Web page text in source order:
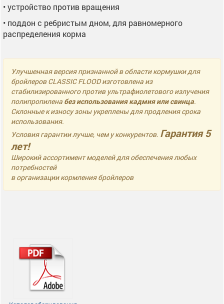
• устройство против вращения
• поддон с ребристым дном, для равномерного
распределения корма
Улучшенная версия признанной в области кормушки для
бройлеров CLASSIC FLOOD изготовлена из
стабилизированного против ультрафиолетового излучения
полипропилена без использования кадмия или свинца.
Склонные к износу зоны укреплены для продления срока
использования.
Условия гарантии лучше, чем у конкурентов. Гарантия 5
лет!
Широкий ассортимент моделей для обеспечения любых
потребностей
в организации кормления бройлеров